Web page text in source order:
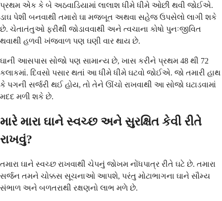
પ્રથમ એક કે બે અઠવાડિયામાં લાલાશ ધીમે ધીમે ઓછી થવી જોઈએ.
ડાઘ પેશી બનવાથી તમારો ઘા મજબૂત અથવા સહેજ ઉપસેલો લાગી શકે
છે. ચેતાતંતુઓ ફરીથી જોડાવવાથી અને ત્વચાના કોષો પુનઃજીવિત
થવાથી હળવી ખંજવાળ પણ ઘણી વાર થાય છે.
ઘાની આસપાસ સોજો પણ સામાન્ય છે, ખાસ કરીને પ્રથમ 48 થી 72
કલાકમાં. દિવસો પસાર થતાં આ ધીમે ધીમે ઘટવો જોઈએ. જો તમારી હાથ
કે પગની સર્જરી થઈ હોય, તો તેને ઊંચો રાખવાથી આ સોજો ઘટાડવામાં
મદદ મળી શકે છે.
મારે મારા ઘાને સ્વચ્છ અને સુરક્ષિત કેવી રીતે
રાખવું?
તમારા ઘાને સ્વચ્છ રાખવાથી ચેપનું જોખમ નોંધપાત્ર રીતે ઘટે છે. તમારા
સર્જન તમને ચોક્કસ સૂચનાઓ આપશે, પરંતુ મોટાભાગના ઘાને સૌમ્ય
સંભાળ અને બળતરાથી રક્ષણનો લાભ મળે છે.